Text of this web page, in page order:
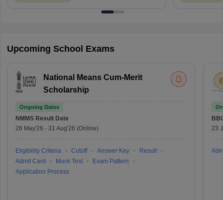
Upcoming School Exams
National Means Cum-Merit
Scholarship
Ongoing Dates
NMMS Result Date
26 May'26 - 31 Aug'26 (Online)
Eligibility Criteria Cutoff Answer Key
Result
Admit Card
Mock Test
Exam Pattern
Application Process
23